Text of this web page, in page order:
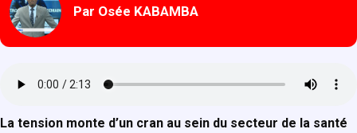
Par Osée KABAMBA
La tension monte d’un cran au sein du secteur de la santé